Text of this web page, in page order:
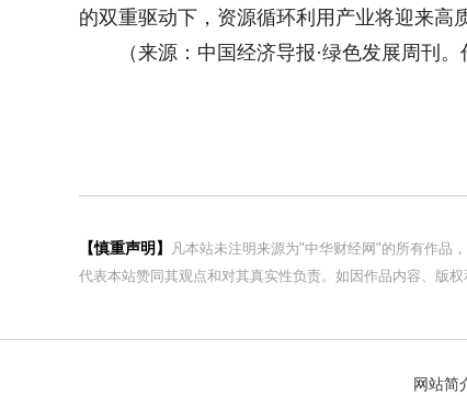
的双重驱动下，资源循环利用产业将迎来高
（来源：中国经济导报·绿色发展周刊
【慎重声明】
凡本站未注明来源为"中华财经网"的所有作品
代表本站赞同其观点和对其真实性负责。如因作品内容、版
网站简